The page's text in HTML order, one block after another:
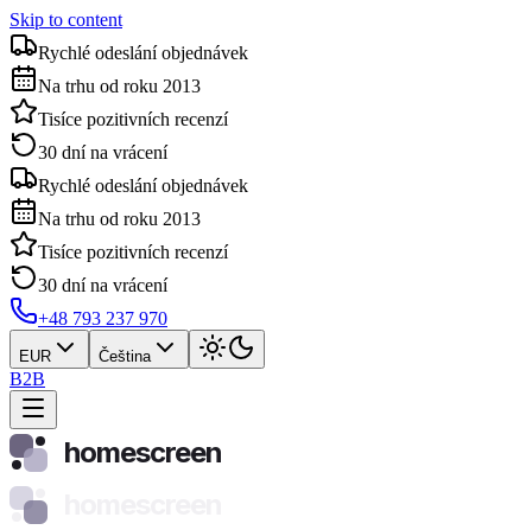
Skip to content
Rychlé odeslání objednávek
Na trhu od roku 2013
Tisíce pozitivních recenzí
30 dní na vrácení
Rychlé odeslání objednávek
Na trhu od roku 2013
Tisíce pozitivních recenzí
30 dní na vrácení
+48 793 237 970
EUR Čeština
B2B
homescreen